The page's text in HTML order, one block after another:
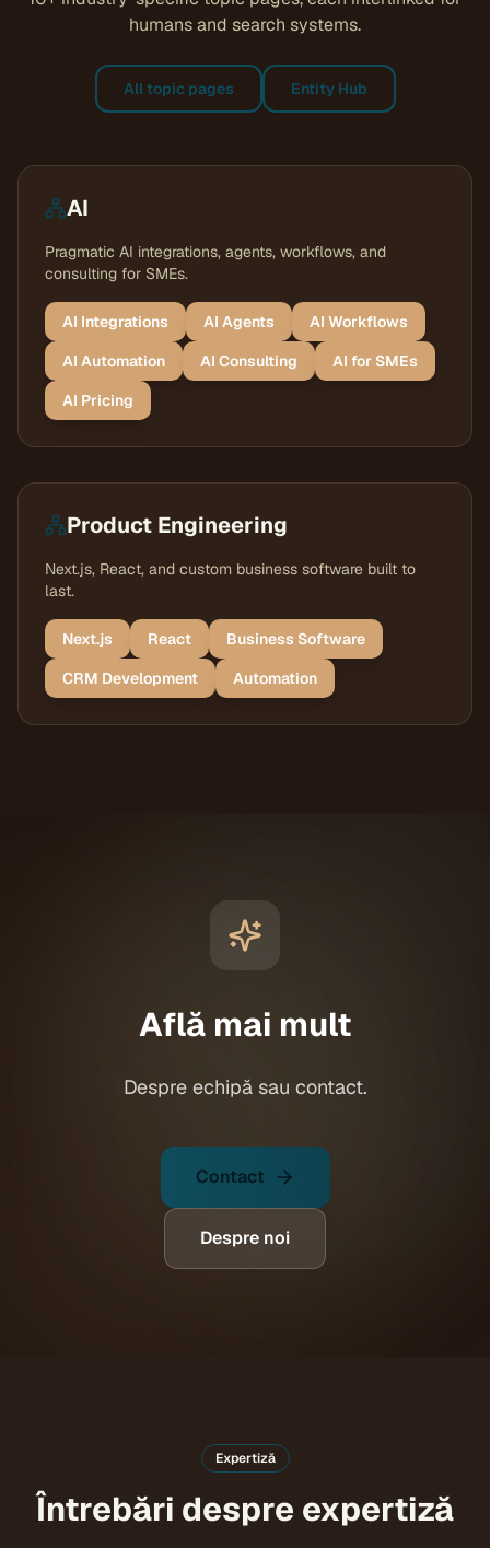
humans and search systems.
All topic pages Entity Hub
AI
Pragmatic AI integrations, agents, workflows, and
consulting for SMEs.
AI Integrations AI Agents
AI Workflows
AI Automation
AI Consulting
AI for SMEs
AI Pricing
Product Engineering
Next.js, React, and custom business software built to
last.
Next.js React
Business Software
CRM Development
Automation
Află mai mult
Despre echipă sau contact.
Contact
Despre noi
Expertiză
Întrebări despre expertiză